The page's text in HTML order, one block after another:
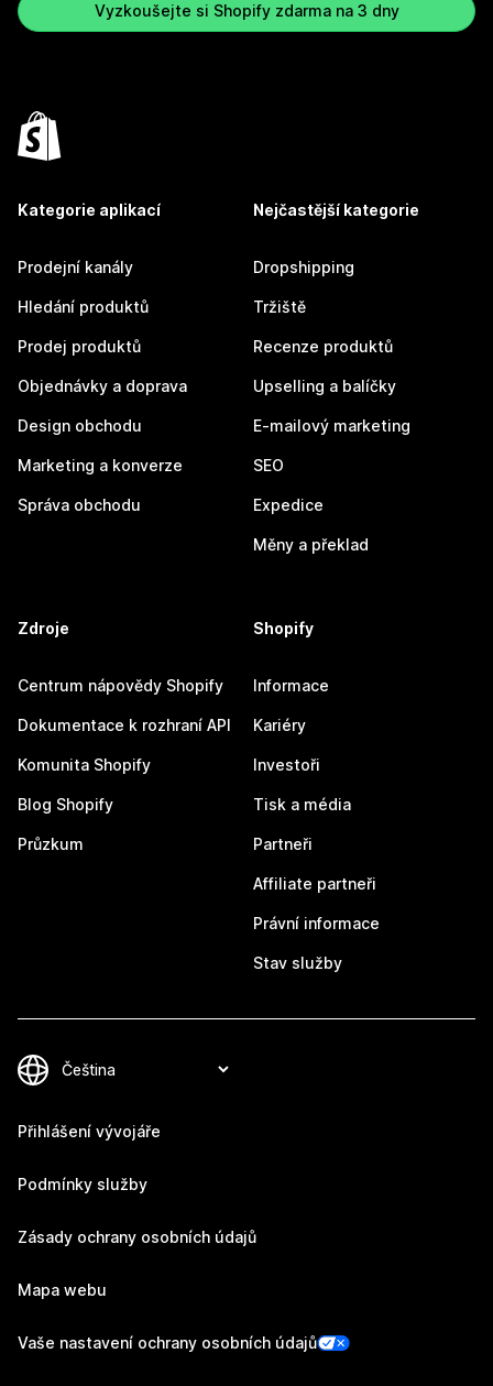
Vyzkoušejte si Shopify zdarma na 3 dny
Kategorie aplikací
Prodejní kanály
Hledání produktů
Prodej produktů
Objednávky a doprava
Design obchodu
Marketing a konverze
Správa obchodu
Nejčastější kategorie
Dropshipping
Tržiště
Recenze produktů
Upselling a balíčky
E-mailový marketing
SEO
Expedice
Měny a překlad
Zdroje
Centrum nápovědy Shopify
Dokumentace k rozhraní API
Komunita Shopify
Blog Shopify
Průzkum
Shopify
Informace
Kariéry
Investoři
Tisk a média
Partneři
Affiliate partneři
Právní informace
Stav služby
Přihlášení vývojáře
Podmínky služby
Zásady ochrany osobních údajů
Mapa webu
Vaše nastavení ochrany osobních údajů